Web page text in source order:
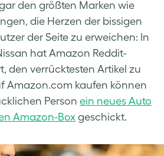
den größten Marken wie
die Herzen der bissigen
der Seite zu erweichen: In
hat Amazon Reddit-
den verrücktesten Artikel zu
Amazon.com kaufen können
Person ein neues Auto
Amazon-Box geschickt.